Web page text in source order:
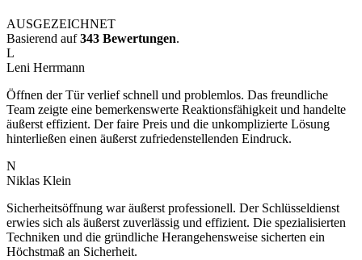
AUSGEZEICHNET
Basierend auf343 Bewertungen.
L
Leni Herrmann
Öffnen der Tür verlief schnell und problemlos. Das freundliche
Team zeigte eine bemerkenswerte Reaktionsfähigkeit und handelte
äußerst effizient. Der faire Preis und die unkomplizierte Lösung
hinterließen einen äußerst zufriedenstellenden Eindruck.
N
Niklas Klein
Sicherheitsöffnung war äußerst professionell. Der Schlüsseldienst
erwies sich als äußerst zuverlässig und effizient. Die spezialisierten
Techniken und die gründliche Herangehensweise sicherten ein
Höchstmaß an Sicherheit.